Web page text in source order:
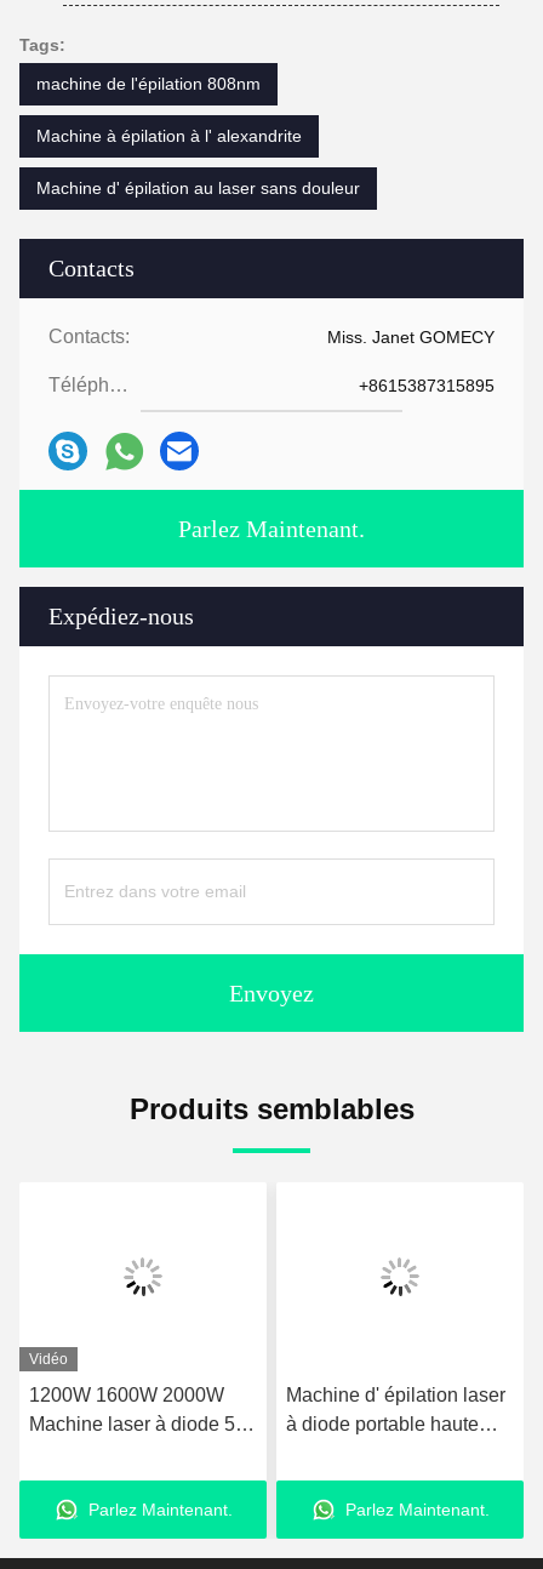
Contacts
Contacts: Miss. Janet GOMECY
Téléphone: +8615387315895
Parlez Maintenant.
Expédiez-nous
Envoyez
Tags:
machine de l'épilation 808nm
Machine à épilation à l' alexandrite
Machine d' épilation au laser sans douleur
Produits semblables
Vidéo
1200W 1600W 2000W
Machine laser à diode 5-
professionnelle épilation
Parlez Maintenant.
Machine d' épilation laser
à diode portable haute
1064nm 3 longueurs d'
onde
Parlez Maintenant.